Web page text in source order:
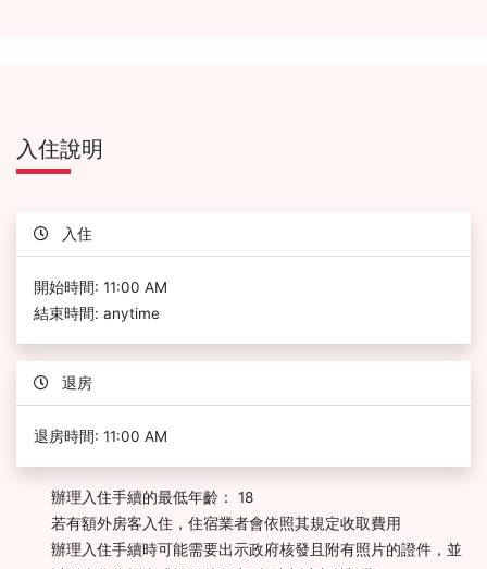
入住說明
入住
開始時間: 11:00 AM
結束時間: anytime
退房
退房時間: 11:00 AM
辦理入住手續的最低年齡： 18
若有額外房客入住，住宿業者會依照其規定收取費用
辦理入住手續時可能需要出示政府核發且附有照片的證件，並